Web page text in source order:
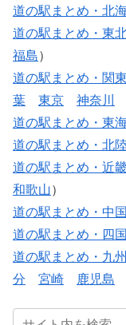
道の駅まとめ・北
道の駅まとめ・東
福島）
道の駅まとめ・関
葉
東京 神奈川
道の駅まとめ・東
道の駅まとめ・北陸
道の駅まとめ・近
和歌山）
道の駅まとめ・中国
道の駅まとめ・四国
道の駅まとめ・九
分
宮崎 鹿児島